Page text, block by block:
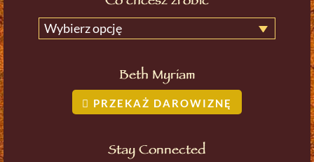
Wybierz opcję
Beth Myriam
PRZEKAŻ DAROWIZNĘ
Stay Connected